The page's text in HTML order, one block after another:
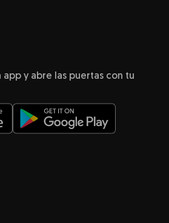
app y abre las puertas con tu